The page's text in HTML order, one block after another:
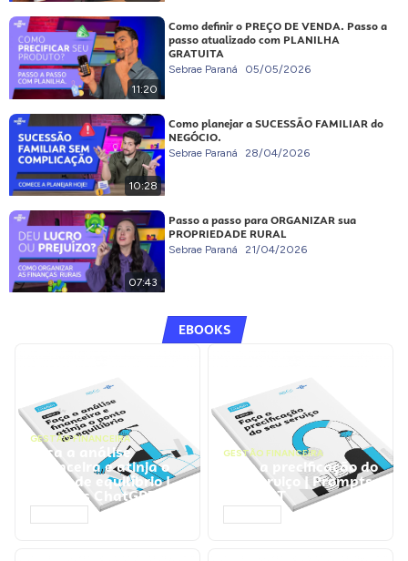
11:20
Como definir o PREÇO DE VENDA. Passo a
passo atualizado com PLANILHA
GRATUITA
Sebrae Paraná 05/05/2026
10:28
Como planejar a SUCESSÃO FAMILIAR do
NEGÓCIO.
Sebrae Paraná 28/04/2026
07:43
Passo a passo para ORGANIZAR sua
PROPRIEDADE RURAL
Sebrae Paraná 21/04/2026
EBOOKS
GESTÃO FINANCEIRA
Faça a análise
financeira e atinja o
ponto de equilíbrio |
Prompts ChatGPT
GESTÃO FINANCEIRA
Faça a precificação do
seu serviço | Prompts
ChatGPT